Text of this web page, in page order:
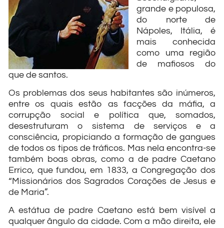
grande e populosa,
do norte de
Nápoles, Itália, é
mais conhecida
como uma região
de mafiosos do
que de santos.
Os problemas dos seus habitantes são inúmeros,
entre os quais estão as facções da máfia, a
corrupção social e política que, somados,
desestruturam o sistema de serviços e a
consciência, propiciando a formação de gangues
de todos os tipos de tráficos. Mas nela encontra-se
também boas obras, como a de padre Caetano
Errico, que fundou, em 1833, a Congregação dos
“Missionários dos Sagrados Corações de Jesus e
de Maria”.
A estátua de padre Caetano está bem visível a
qualquer ângulo da cidade. Com a mão direita, ele